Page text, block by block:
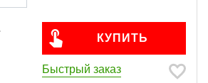
КУПИТЬ
Быстрый заказ